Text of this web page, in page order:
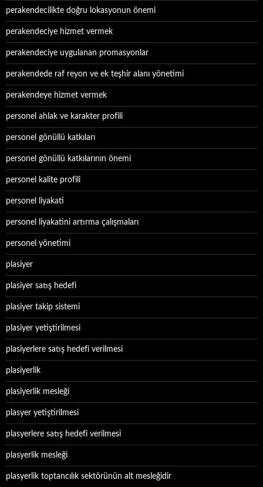
perakendecilikte doğru lokasyonun önemi
perakendeciye hizmet vermek
perakendeciye uygulanan promasyonlar
perakendede raf reyon ve ek teşhir alanı yönetimi
perakendeye hizmet vermek
personel ahlak ve karakter profili
personel gönüllü katkıları
personel gönüllü katkılarının önemi
personel kalite profili
personel liyakati
personel liyakatini artırma çalışmaları
personel yönetimi
plasiyer
plasiyer satış hedefi
plasiyer takip sistemi
plasiyer yetiştirilmesi
plasiyerlere satış hedefi verilmesi
plasiyerlik
plasiyerlik mesleği
plasyer yetiştirilmesi
plasyerlere satış hedefi verilmesi
plasyerlik mesleği
plasyerlik toptancılık sektörünün alt mesleğidir